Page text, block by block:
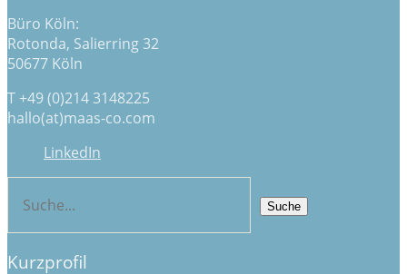
Büro Köln:
Rotonda, Salierring 32
50677 Köln
T +49 (0)214 3148225
hallo(at)maas-co.com
LinkedIn
Kurzprofil